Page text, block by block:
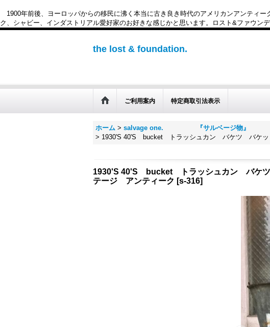
1900年前後、ヨーロッパからの移民に沸く本当に古き良き時代のアメリカンアンティ
ク、シャビー、インダストリアル愛好家のお好きな感じかと思います。ロスト&ファウ
the lost & foundation.
ご利用案内 特定商取引法表示
ホーム > salvage one. 『サルベージ物』
> 1930'S 40'S bucket トラッシュカン バケツ バケ
1930'S 40'S bucket トラッシュカン バケ
テージ アンティーク [s-316]